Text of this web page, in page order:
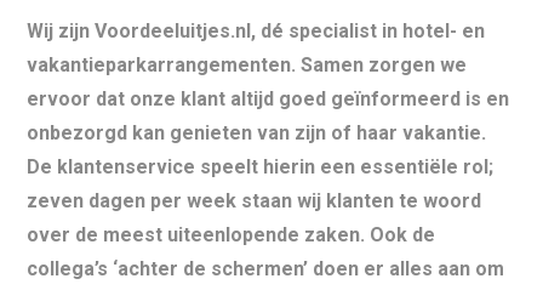
Wij zijn Voordeeluitjes.nl, dé specialist in hotel- en
vakantieparkarrangementen. Samen zorgen we
ervoor dat onze klant altijd goed geïnformeerd is en
onbezorgd kan genieten van zijn of haar vakantie.
De klantenservice speelt hierin een essentiële rol;
zeven dagen per week staan wij klanten te woord
over de meest uiteenlopende zaken. Ook de
collega’s ‘achter de schermen’ doen er alles aan om